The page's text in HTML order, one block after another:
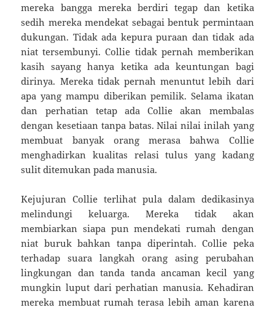
mereka bangga mereka berdiri tegap dan ketika
sedih mereka mendekat sebagai bentuk permintaan
dukungan. Tidak ada kepura puraan dan tidak ada
niat tersembunyi. Collie tidak pernah memberikan
kasih sayang hanya ketika ada keuntungan bagi
dirinya. Mereka tidak pernah menuntut lebih dari
apa yang mampu diberikan pemilik. Selama ikatan
dan perhatian tetap ada Collie akan membalas
dengan kesetiaan tanpa batas. Nilai nilai inilah yang
membuat banyak orang merasa bahwa Collie
menghadirkan kualitas relasi tulus yang kadang
sulit ditemukan pada manusia.
Kejujuran Collie terlihat pula dalam dedikasinya
melindungi keluarga. Mereka tidak akan
membiarkan siapa pun mendekati rumah dengan
niat buruk bahkan tanpa diperintah. Collie peka
terhadap suara langkah orang asing perubahan
lingkungan dan tanda tanda ancaman kecil yang
mungkin luput dari perhatian manusia. Kehadiran
mereka membuat rumah terasa lebih aman karena